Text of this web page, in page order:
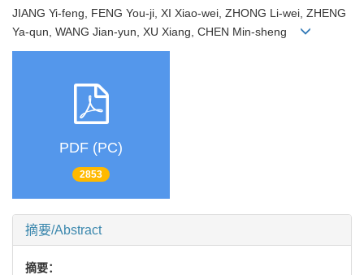
JIANG Yi-feng, FENG You-ji, XI Xiao-wei, ZHONG Li-wei, ZHENG
Ya-qun, WANG Jian-yun, XU Xiang, CHEN Min-sheng
PDF (PC)
2853
摘要/Abstract
摘要：